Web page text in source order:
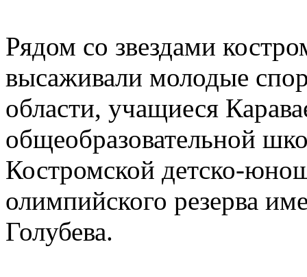
Рядом со звездами
высаживали молодые
области, учащиеся
общеобразовательной
Костромской детско-
олимпийского резерва
Голубева.